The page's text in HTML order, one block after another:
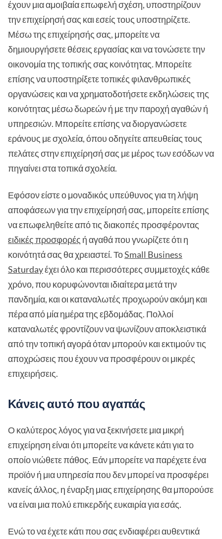
έχουν μια αμοιβαία επωφελή σχέση, υποστηρίζουν
την επιχείρησή σας και εσείς τους υποστηρίζετε.
Μέσω της επιχείρησής σας, μπορείτε να
δημιουργήσετε θέσεις εργασίας και να τονώσετε την
οικονομία της τοπικής σας κοινότητας. Μπορείτε
επίσης να υποστηρίξετε τοπικές φιλανθρωπικές
οργανώσεις και να χρηματοδοτήσετε εκδηλώσεις της
κοινότητας μέσω δωρεών ή με την παροχή αγαθών ή
υπηρεσιών. Μπορείτε επίσης να διοργανώσετε
εράνους με σχολεία, όπου οδηγείτε απευθείας τους
πελάτες στην επιχείρησή σας με μέρος των εσόδων να
πηγαίνει στα τοπικά σχολεία.
Εφόσον είστε ο μοναδικός υπεύθυνος για τη λήψη
αποφάσεων για την επιχείρησή σας, μπορείτε επίσης
να επωφεληθείτε από τις διακοπές προσφέροντας
ειδικές προσφορές ή αγαθά που γνωρίζετε ότι η
κοινότητά σας θα χρειαστεί. ΤοSmall Business
Saturdayέχει όλο και περισσότερες συμμετοχές κάθε
χρόνο, που κορυφώνονται ιδιαίτερα μετά την
πανδημία, και οι καταναλωτές προχωρούν ακόμη και
πέρα από μία ημέρα της εβδομάδας. Πολλοί
καταναλωτές φροντίζουν να ψωνίζουν αποκλειστικά
από την τοπική αγορά όταν μπορούν και εκτιμούν τις
αποχρώσεις που έχουν να προσφέρουν οι μικρές
επιχειρήσεις.
Κάνεις αυτό που αγαπάς
Ο καλύτερος λόγος για να ξεκινήσετε μια μικρή
επιχείρηση είναι ότι μπορείτε να κάνετε κάτι για το
οποίο νιώθετε πάθος. Εάν μπορείτε να παρέχετε ένα
προϊόν ή μια υπηρεσία που δεν μπορεί να προσφέρει
κανείς άλλος, η έναρξη μιας επιχείρησης θα μπορούσε
να είναι μια πολύ επικερδής ευκαιρία για εσάς.
Ενώ το να έχετε κάτι που σας ενδιαφέρει αυθεντικά